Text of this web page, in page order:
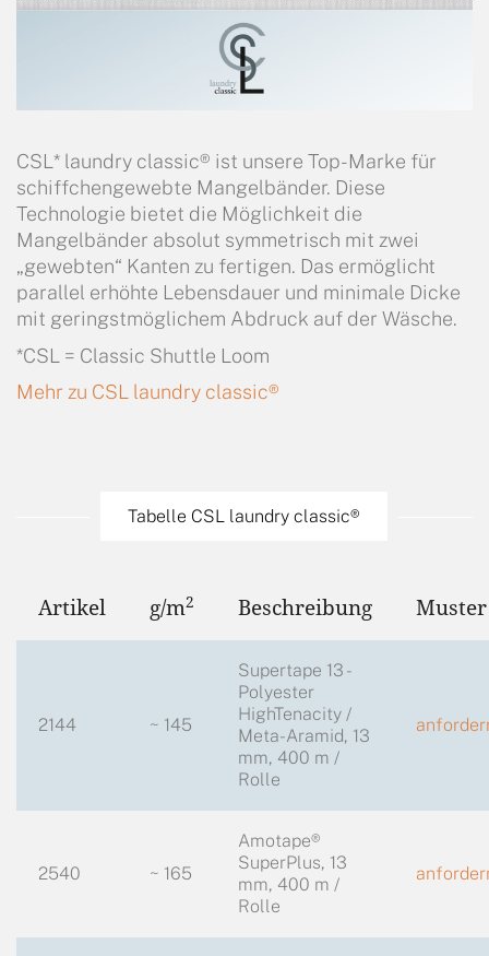
CSL* laundry classic® ist unsere Top-Marke für
schiffchengewebte Mangelbänder. Diese
Technologie bietet die Möglichkeit die
Mangelbänder absolut symmetrisch mit zwei
„gewebten“ Kanten zu fertigen. Das ermöglicht
parallel erhöhte Lebensdauer und minimale Dicke
mit geringstmöglichem Abdruck auf der Wäsche.
*CSL = Classic Shuttle Loom
Mehr zu CSL laundry classic®
Tabelle CSL laundry classic®
Artikel g/m2 Beschreibung Muster
2144 ~ 145
Supertape 13 -
Polyester
HighTenacity /
Meta-Aramid, 13
mm, 400 m /
Rolle
2540 ~ 165
Amotape®
SuperPlus, 13
mm, 400 m /
Rolle